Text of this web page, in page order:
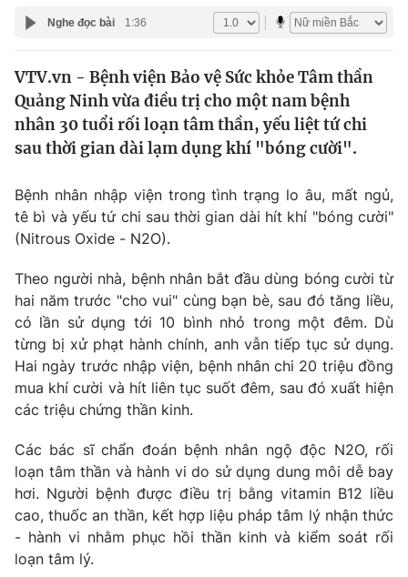
Y tế
Thế giới
Thế giới đó đây
Kinh tế
Tài chính
Thị trường
Góc doanh nghiệp
Dữ liệu và đời sống
Truyền hình
Phim VTV
Hậu trường
Nhân vật
Khán giả
Giải sao mai
Giải trí
Điện ảnh
Sao
Đời sống
Du lịch
Làm đẹp
Chất lượng cuộc sống
Giáo dục
Tuyển sinh
Học trực tuyến
Công nghệ
Hitech Công nghệ tương lai
Giao lưu trực tuyến
Đời sống
Giáo dục
Nghe đọc bài 1:36
VTV.vn - Bệnh viện Bảo vệ Sức khỏe Tâm thần
Quảng Ninh vừa điều trị cho một nam bệnh
nhân 30 tuổi rối loạn tâm thần, yếu liệt tứ chi
sau thời gian dài lạm dụng khí "bóng cười".
Bệnh nhân nhập viện trong tình trạng lo âu, mất ngủ,
tê bì và yếu tứ chi sau thời gian dài hít khí "bóng cười"
(Nitrous Oxide - N2O).
Theo người nhà, bệnh nhân bắt đầu dùng bóng cười từ
hai năm trước "cho vui" cùng bạn bè, sau đó tăng liều,
có lần sử dụng tới 10 bình nhỏ trong một đêm. Dù
từng bị xử phạt hành chính, anh vẫn tiếp tục sử dụng.
Hai ngày trước nhập viện, bệnh nhân chi 20 triệu đồng
mua khí cười và hít liên tục suốt đêm, sau đó xuất hiện
các triệu chứng thần kinh.
Các bác sĩ chẩn đoán bệnh nhân ngộ độc N2O, rối
loạn tâm thần và hành vi do sử dụng dung môi dễ bay
hơi. Người bệnh được điều trị bằng vitamin B12 liều
cao, thuốc an thần, kết hợp liệu pháp tâm lý nhận thức
- hành vi nhằm phục hồi thần kinh và kiểm soát rối
loạn tâm lý.